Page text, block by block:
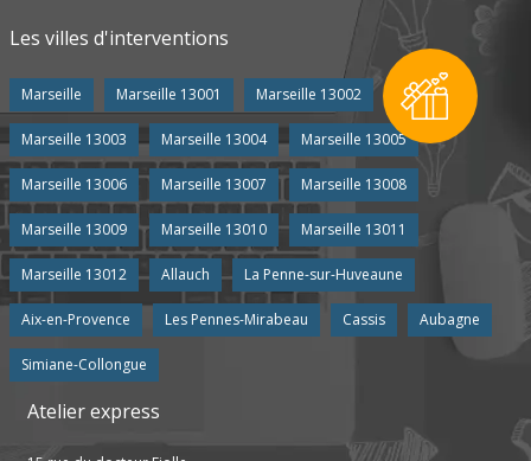
Les villes d'interventions
Marseille Marseille 13001 Marseille 13002
Marseille 13003 Marseille 13004 Marseille 13005
Marseille 13006 Marseille 13007 Marseille 13008
Marseille 13009 Marseille 13010 Marseille 13011
Marseille 13012 Allauch La Penne-sur-Huveaune
Aix-en-Provence Les Pennes-Mirabeau Cassis Aubagne
Simiane-Collongue
Atelier express